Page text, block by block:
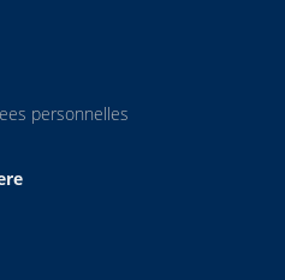
personnelles